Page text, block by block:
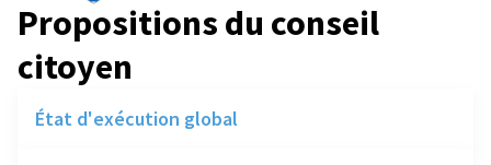
Propositions du conseil
citoyen
État d'exécution global